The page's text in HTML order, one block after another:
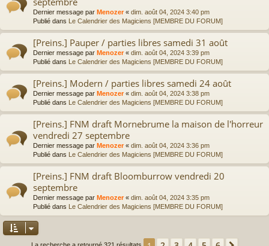
Dernier message par Menozer« dim. août 04, 2024 3:40 pm
Publié dans Le Calendrier des Magiciens [MEMBRE DU FORUM]
[Preins.] Pauper / parties libres samedi 31 août
Dernier message par Menozer« dim. août 04, 2024 3:39 pm
Publié dans Le Calendrier des Magiciens [MEMBRE DU FORUM]
[Preins.] Modern / parties libres samedi 24 août
Dernier message par Menozer« dim. août 04, 2024 3:38 pm
Publié dans Le Calendrier des Magiciens [MEMBRE DU FORUM]
[Preins.] FNM draft Mornebrume la maison de l'horreur
vendredi 27 septembre
Dernier message par Menozer« dim. août 04, 2024 3:36 pm
Publié dans Le Calendrier des Magiciens [MEMBRE DU FORUM]
[Preins.] FNM draft Bloomburrow vendredi 20
septembre
Dernier message par Menozer« dim. août 04, 2024 3:35 pm
Publié dans Le Calendrier des Magiciens [MEMBRE DU FORUM]